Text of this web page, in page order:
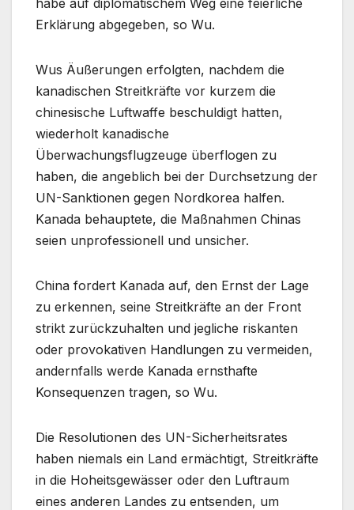
Erklärung abgegeben, so Wu.
Wus Äußerungen erfolgten, nachdem die
kanadischen Streitkräfte vor kurzem die
chinesische Luftwaffe beschuldigt hatten,
wiederholt kanadische
Überwachungsflugzeuge überflogen zu
haben, die angeblich bei der Durchsetzung der
UN-Sanktionen gegen Nordkorea halfen.
Kanada behauptete, die Maßnahmen Chinas
seien unprofessionell und unsicher.
China fordert Kanada auf, den Ernst der Lage
zu erkennen, seine Streitkräfte an der Front
strikt zurückzuhalten und jegliche riskanten
oder provokativen Handlungen zu vermeiden,
andernfalls werde Kanada ernsthafte
Konsequenzen tragen, so Wu.
Die Resolutionen des UN-Sicherheitsrates
haben niemals ein Land ermächtigt, Streitkräfte
in die Hoheitsgewässer oder den Luftraum
eines anderen Landes zu entsenden, um